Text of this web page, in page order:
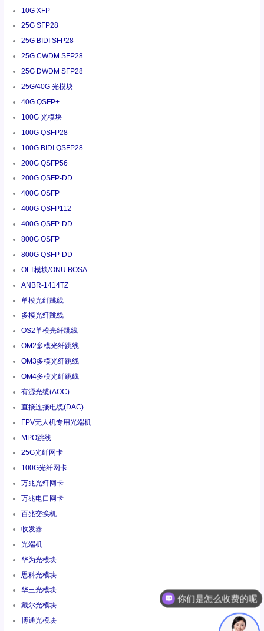
10G XFP
25G SFP28
25G BIDI SFP28
25G CWDM SFP28
25G DWDM SFP28
25G/40G 光模块
40G QSFP+
100G 光模块
100G QSFP28
100G BIDI QSFP28
200G QSFP56
200G QSFP-DD
400G OSFP
400G QSFP112
400G QSFP-DD
800G OSFP
800G QSFP-DD
OLT模块/ONU BOSA
ANBR-1414TZ
单模光纤跳线
多模光纤跳线
OS2单模光纤跳线
OM2多模光纤跳线
OM3多模光纤跳线
OM4多模光纤跳线
有源光缆(AOC)
直接连接电缆(DAC)
FPV无人机专用光端机
MPO跳线
25G光纤网卡
100G光纤网卡
万兆光纤网卡
万兆电口网卡
百兆交换机
收发器
光端机
华为光模块
思科光模块
华三光模块
戴尔光模块
博通光模块
你们是怎么收费的呢